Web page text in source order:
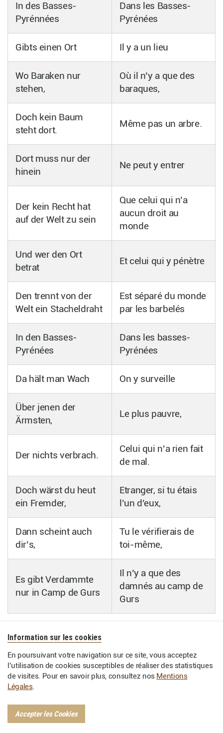
In des Basses-
Pyrénnées
Dans les Basses-
Pyrénées
Gibts einen Ort Il y a un lieu
Wo Baraken nur
stehen,
Où il n’y a que des
baraques,
Doch kein Baum
steht dort.
Même pas un arbre.
Dort muss nur der
hinein
Ne peut y entrer
Der kein Recht hat
auf der Welt zu sein
Que celui qui n’a
aucun droit au
monde
Und wer den Ort
betrat
Et celui qui y pénètre
Den trennt von der
Welt ein Stacheldraht
Est séparé du monde
par les barbelés
In den Basses-
Pyrénées
Dans les basses-
Pyrénées
Da hält man Wach On y surveille
Über jenen der
Ärmsten,
Le plus pauvre,
Der nichts verbrach.
Celui qui n’a rien fait
de mal.
Doch wärst du heut
ein Fremder,
Etranger, si tu étais
l’un d’eux,
Dann scheint auch
dir’s,
Tu le vérifierais de
toi-même,
Es gibt Verdammte
nur in Camp de Gurs
Il n’y a que des
damnés au camp de
Gurs
La musique classique
Elle est constamment présente à l’époque de
Vichy, en 1941 et 1942.
Il est vrai que sont alors internés d’authentiques
Information sur les cookies
En poursuivant votre navigation sur ce site, vous acceptez
l’utilisation de cookies susceptibles de réaliser des statistiques
de visites. Pour en savoir plus, consultez nos Mentions
Légales.
Accepter les Cookies